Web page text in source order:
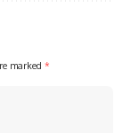
marked *